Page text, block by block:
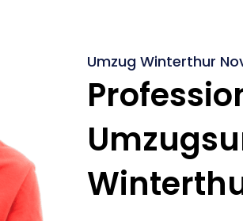
Umzug Winterthur